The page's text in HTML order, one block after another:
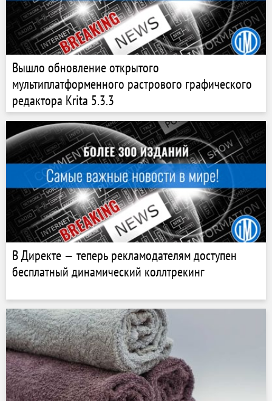
Вышло обновление открытого
мультиплатформенного растрового графического
редактора Krita 5.3.3
В Директе — теперь рекламодателям доступен
бесплатный динамический коллтрекинг